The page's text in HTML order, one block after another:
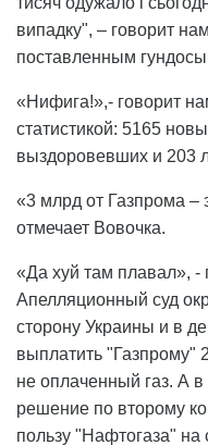
випадку", – говорит
поставленным
«Нифига!»,- говорит
статистикой: 5165
выздоровевших и 203
«3 млрд от Газпрома –
отмечает Вовочка.
«Да хуй там плавал», -
Апелляционный суд
сторону Украины и в
выплатить "Газпрому"
не оплаченный газ. А
решение по второму
пользу "Нафтогаза"